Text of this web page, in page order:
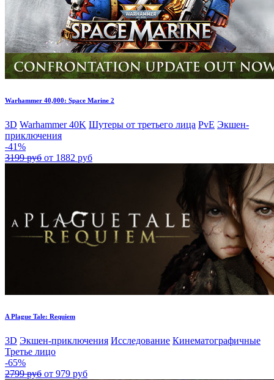
Warhammer 40,000: Space Marine 2
3D Warhammer 40K Шутеры от третьего лица PvE Экшен-
приключения
-41%
3199 руб от 1882 руб
A Plague Tale: Requiem
3D Экшен-приключения Исследование Кинематографичные
Третье лицо
-65%
2799 руб от 979 руб